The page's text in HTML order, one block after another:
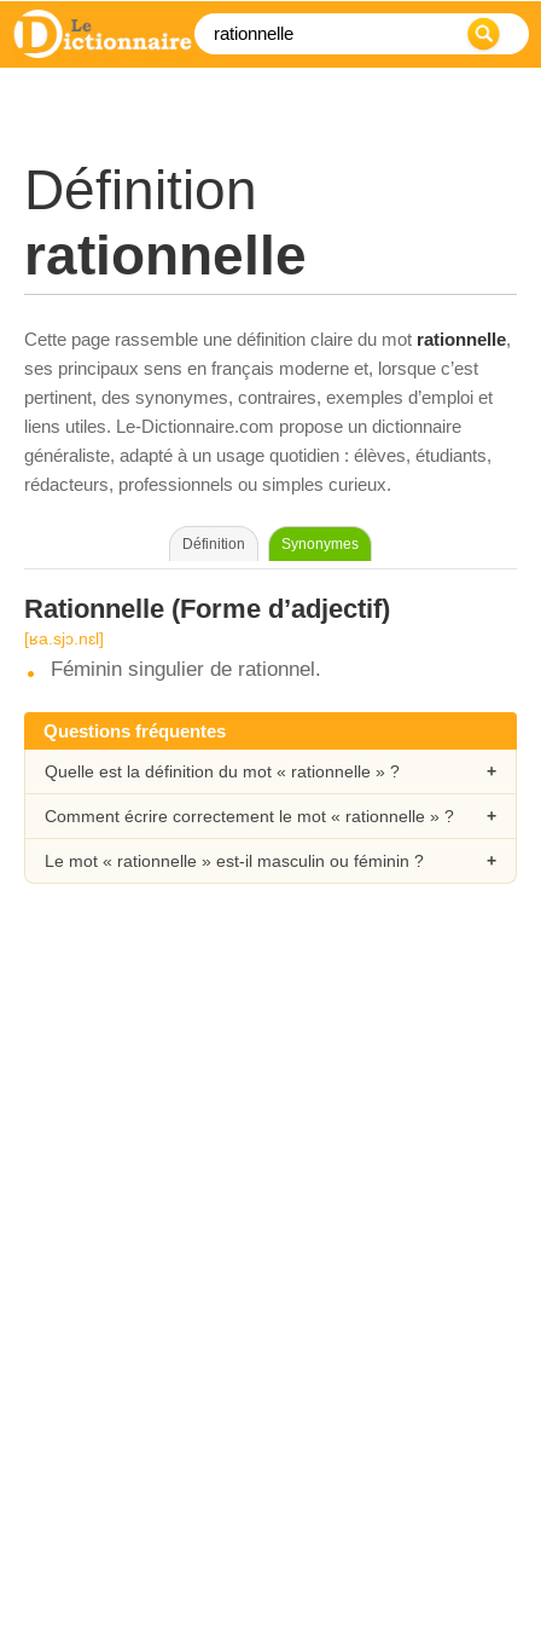
Définition
rationnelle
Cette page rassemble une définition claire du mot rationnelle,
ses principaux sens en français moderne et, lorsque c’est
pertinent, des synonymes, contraires, exemples d’emploi et
liens utiles. Le-Dictionnaire.com propose un dictionnaire
généraliste, adapté à un usage quotidien : élèves, étudiants,
rédacteurs, professionnels ou simples curieux.
Définition Synonymes
Rationnelle (Forme d’adjectif)
[ʁa.sjɔ.nɛl]
Féminin singulier de rationnel.
Questions fréquentes
Quelle est la définition du mot « rationnelle » ?
Comment écrire correctement le mot « rationnelle » ?
Le mot « rationnelle » est-il masculin ou féminin ?